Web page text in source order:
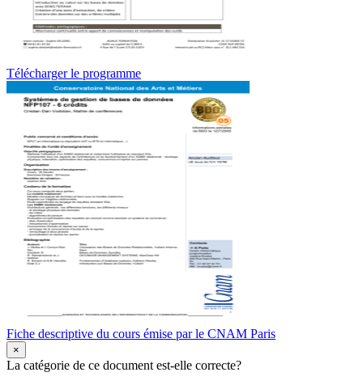
Télécharger le programme
Fiche descriptive du cours émise par le CNAM Paris
×
La catégorie de ce document est-elle correcte?